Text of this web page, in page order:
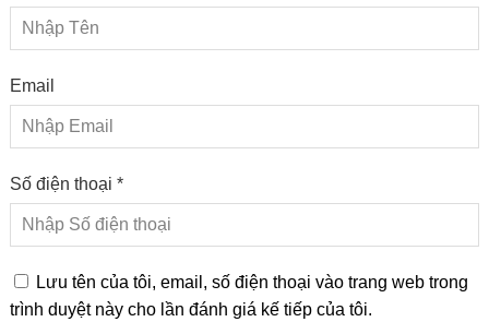
Email
Số điện thoại *
Lưu tên của tôi, email, số điện thoại vào trang web trong
trình duyệt này cho lần đánh giá kế tiếp của tôi.